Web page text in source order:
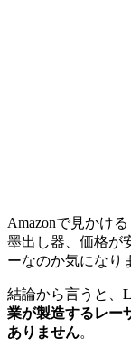
Amazonで見かけ
墨出し器、価格が
ーなのか気になり
結論から言うと、
業が製造するレー
ありません。